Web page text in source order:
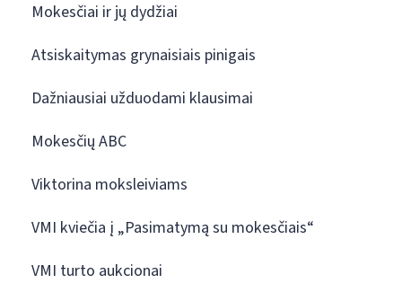
Mokesčiai ir jų dydžiai
Atsiskaitymas grynaisiais pinigais
Dažniausiai užduodami klausimai
Mokesčių ABC
Viktorina moksleiviams
VMI kviečia į „Pasimatymą su mokesčiais“
VMI turto aukcionai